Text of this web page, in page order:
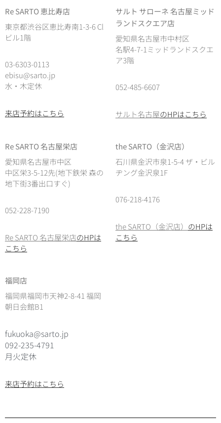
Re SARTO 恵比寿店
東京都渋谷区恵比寿南1-3-6 Cl
ビル1階
03-6303-0113
ebisu@sarto.jp
水・木定休
来店予約はこちら
サルト サローネ 名古屋ミッド
ランドスクエア店
愛知県名古屋市中村区
名駅4-7-1ミッドランドスクエ
ア3階
052-485-6607
サルト名古屋のHPはこちら
Re SARTO 名古屋栄店
愛知県名古屋市中区
中区栄3-5-12先(地下鉄栄 森の
地下街3番出口すぐ)
052-228-7190
Re SARTO 名古屋栄店のHPは
こちら
the SARTO（金沢店）
石川県金沢市泉1-5-4 ザ・ビル
ヂング金沢泉1F
076-218-4176
the SARTO（金沢店） のHPは
こちら
福岡店
福岡県福岡市天神2-8-41 福岡
朝日会館B1
fukuoka@sarto.jp
092-235-4791
月火定休
来店予約はこちら